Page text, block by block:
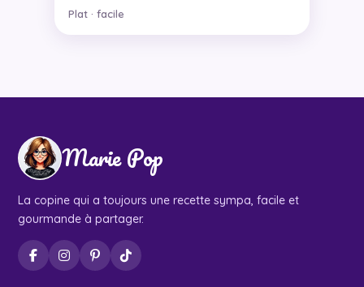
Plat · facile
Marie Pop
La copine qui a toujours une recette sympa, facile et
gourmande à partager.